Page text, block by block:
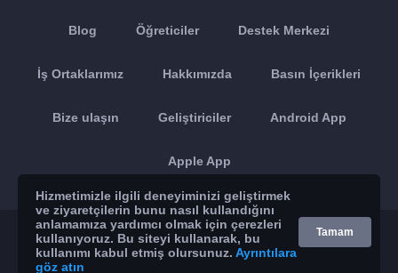
Blog Öğreticiler Destek Merkezi
İş Ortaklarımız Hakkımızda Basın İçerikleri
Bize ulaşın Geliştiriciler Android App
Apple App
© 2026 Brickoft Gizlilik Hizmet durumu
Hizmetimizle ilgili deneyiminizi geliştirmek
ve ziyaretçilerin bunu nasıl kullandığını
anlamamıza yardımcı olmak için çerezleri
kullanıyoruz. Bu siteyi kullanarak, bu
kullanımı kabul etmiş olursunuz. Ayrıntılara
göz atın
Tamam